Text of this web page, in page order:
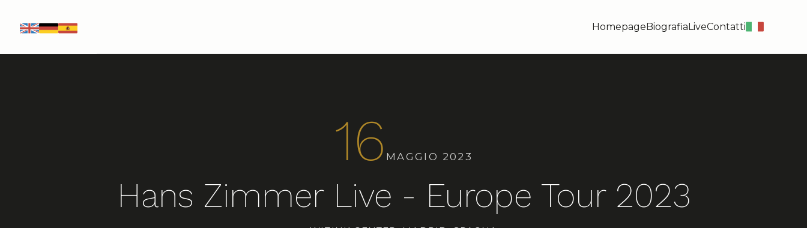
HomepageBiografiaLiveContatti
EN DE ES
16 MAGGIO 2023
Hans Zimmer Live - Europe Tour 2023